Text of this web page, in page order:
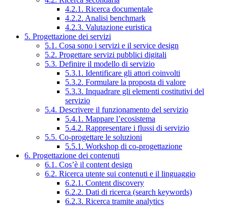
4.2.1. Ricerca documentale
4.2.2. Analisi benchmark
4.2.3. Valutazione euristica
5. Progettazione dei servizi
5.1. Cosa sono i servizi e il service design
5.2. Progettare servizi pubblici digitali
5.3. Definire il modello di servizio
5.3.1. Identificare gli attori coinvolti
5.3.2. Formulare la proposta di valore
5.3.3. Inquadrare gli elementi costitutivi del
servizio
5.4. Descrivere il funzionamento del servizio
5.4.1. Mappare l’ecosistema
5.4.2. Rappresentare i flussi di servizio
5.5. Co-progettare le soluzioni
5.5.1. Workshop di co-progettazione
6. Progettazione dei contenuti
6.1. Cos’è il content design
6.2. Ricerca utente sui contenuti e il linguaggio
6.2.1. Content discovery
6.2.2. Dati di ricerca (search keywords)
6.2.3. Ricerca tramite analytics